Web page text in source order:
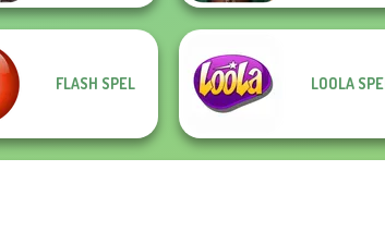
FLASH SPEL LOOLA